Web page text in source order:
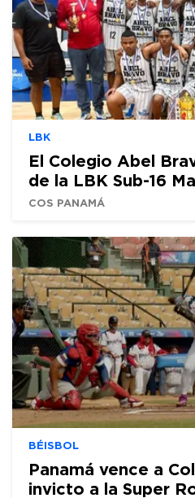
LBK
El Colegio Abel
de la LBK Sub-16
COS PANAMÁ
BÉISBOL
Panamá vence a
invicto a la Super